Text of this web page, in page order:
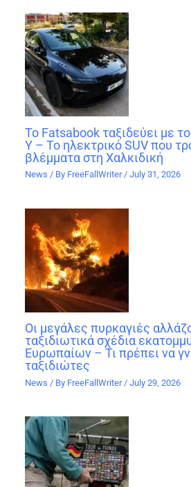
Το Fatsabook ταξιδεύει με
Y – Το ηλεκτρικό SUV που
βλέμματα στη Χαλκιδική
News / By FreeFallWriter/July 31, 2026
Οι μεγάλες πυρκαγιές
ταξιδιωτικά σχέδια
Ευρωπαίων – Τι πρέπει να
ταξιδιώτες
News / By FreeFallWriter /July 29, 2026